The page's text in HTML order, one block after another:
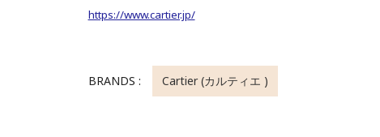
https://www.cartier.jp/
BRANDS : Cartier (カルティエ )